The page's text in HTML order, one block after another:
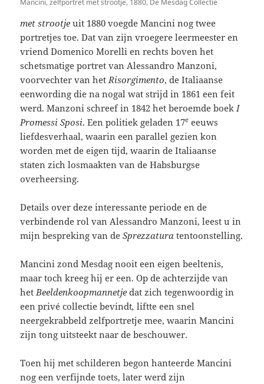
Mancini, zelfportret met strootje, 1880, De Mesdag Collectie
met strootje uit 1880 voegde Mancini nog twee
portretjes toe. Dat van zijn vroegere leermeester en
vriend Domenico Morelli en rechts boven het
schetsmatige portret van Alessandro Manzoni,
voorvechter van het Risorgimento, de Italiaanse
eenwording die na nogal wat strijd in 1861 een feit
werd. Manzoni schreef in 1842 het beroemde boek I
Promessi Sposi. Een politiek geladen 17e eeuws
liefdesverhaal, waarin een parallel gezien kon
worden met de eigen tijd, waarin de Italiaanse
staten zich losmaakten van de Habsburgse
overheersing.
Details over deze interessante periode en de
verbindende rol van Alessandro Manzoni, leest u in
mijn bespreking van deSprezzatura tentoonstelling.
Mancini zond Mesdag nooit een eigen beeltenis,
maar toch kreeg hij er een. Op de achterzijde van
het Beeldenkoopmannetje dat zich tegenwoordig in
een privé collectie bevindt, liftte een snel
neergekrabbeld zelfportretje mee, waarin Mancini
zijn tong uitsteekt naar de beschouwer.
Toen hij met schilderen begon hanteerde Mancini
nog een verfijnde toets, later werd zijn